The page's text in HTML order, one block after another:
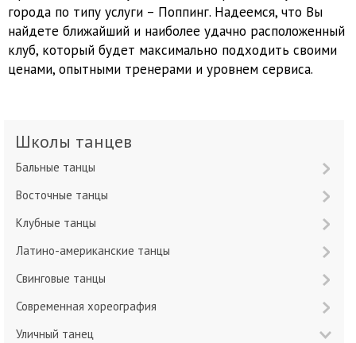
города по типу услуги – Поппинг. Надеемся, что Вы
найдете ближайший и наиболее удачно расположенный
клуб, который будет максимально подходить своими
ценами, опытными тренерами и уровнем сервиса.
Школы танцев
Бальные танцы
Восточные танцы
Клубные танцы
Латино-американские танцы
Свинговые танцы
Современная хореография
Уличный танец